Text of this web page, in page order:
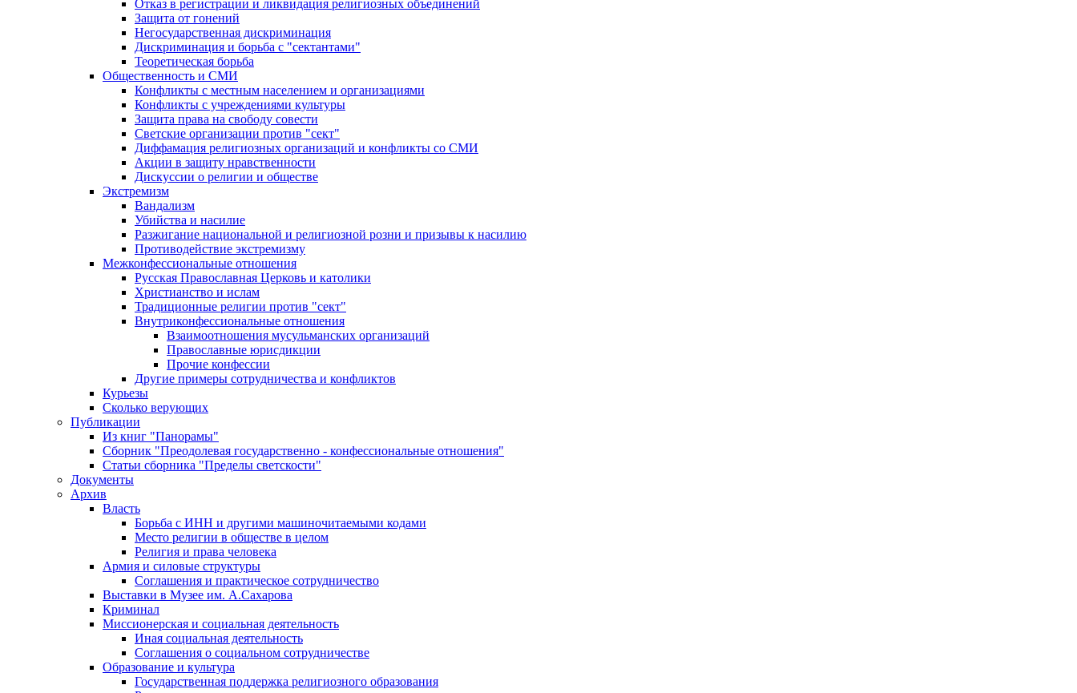
Отказ в регистрации и ликвидация религиозных объединений
Защита от гонений
Негосударственная дискриминация
Дискриминация и борьба с "сектантами"
Теоретическая борьба
Общественность и СМИ
Конфликты с местным населением и организациями
Конфликты с учреждениями культуры
Защита права на свободу совести
Светские организации против "сект"
Диффамация религиозных организаций и конфликты со СМИ
Акции в защиту нравственности
Дискуссии о религии и обществе
Экстремизм
Вандализм
Убийства и насилие
Разжигание национальной и религиозной розни и призывы к насилию
Противодействие экстремизму
Межконфессиональные отношения
Русская Православная Церковь и католики
Христианство и ислам
Традиционные религии против "сект"
Внутриконфессиональные отношения
Взаимоотношения мусульманских организаций
Православные юрисдикции
Прочие конфессии
Другие примеры сотрудничества и конфликтов
Курьезы
Сколько верующих
Публикации
Из книг "Панорамы"
Сборник "Преодолевая государственно - конфессиональные отношения"
Статьи сборника "Пределы светскости"
Документы
Архив
Власть
Борьба с ИНН и другими машиночитаемыми кодами
Место религии в обществе в целом
Религия и права человека
Армия и силовые структуры
Соглашения и практическое сотрудничество
Выставки в Музее им. А.Сахарова
Криминал
Миссионерская и социальная деятельность
Иная социальная деятельность
Соглашения о социальном сотрудничестве
Образование и культура
Государственная поддержка религиозного образования